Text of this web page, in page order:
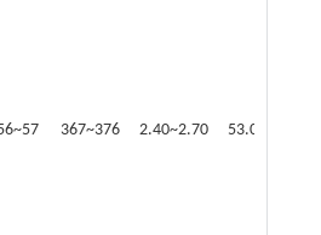
367~376 2.40~2.70 53.0~90.0